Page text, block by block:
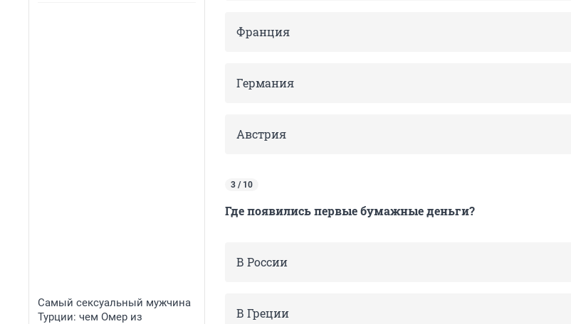
Самый сексуальный мужчина
Турции: чем Омер из
Франция
Германия
Австрия
3 / 10
Где появились первые бумажные деньги?
В России
В Греции